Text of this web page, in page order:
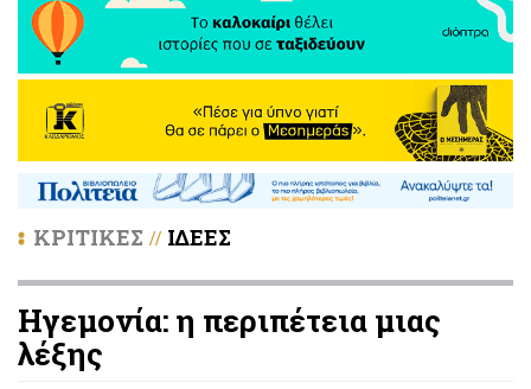
ΚΡΙΤΙΚΕΣ // ΙΔΕΕΣ
Ηγεμονία: η περιπέτεια μιας
λέξης